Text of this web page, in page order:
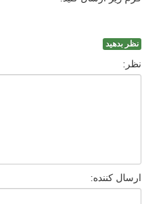
نظر بدهید
نظر:
ارسال کننده: